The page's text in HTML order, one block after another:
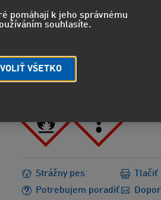
H222 - Mimoriadne horľavý
H229 - Nádoba je pod
H319 - Spôsobuje vážne
Strážny pes
Potrebujem poradiť
Tlačiť
pomáhají k jeho správnému
souhlasíte.
VŠETKO